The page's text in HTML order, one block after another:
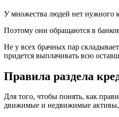
У множества людей нет нужного
Поэтому они обращаются в
Не у всех брачных пар
придется выплачивать всю
Правила раздела
Для того, чтобы понять, как
движимые и недвижимые активы,